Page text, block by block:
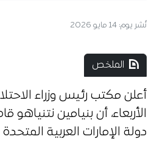
نُشر يوم: 14 مايو 2026
الملخص
أعلن مكتب رئيس وزراء
الأربعاء، أن بنيامين نتنياهو
دولة الإمارات العربية المتحدة